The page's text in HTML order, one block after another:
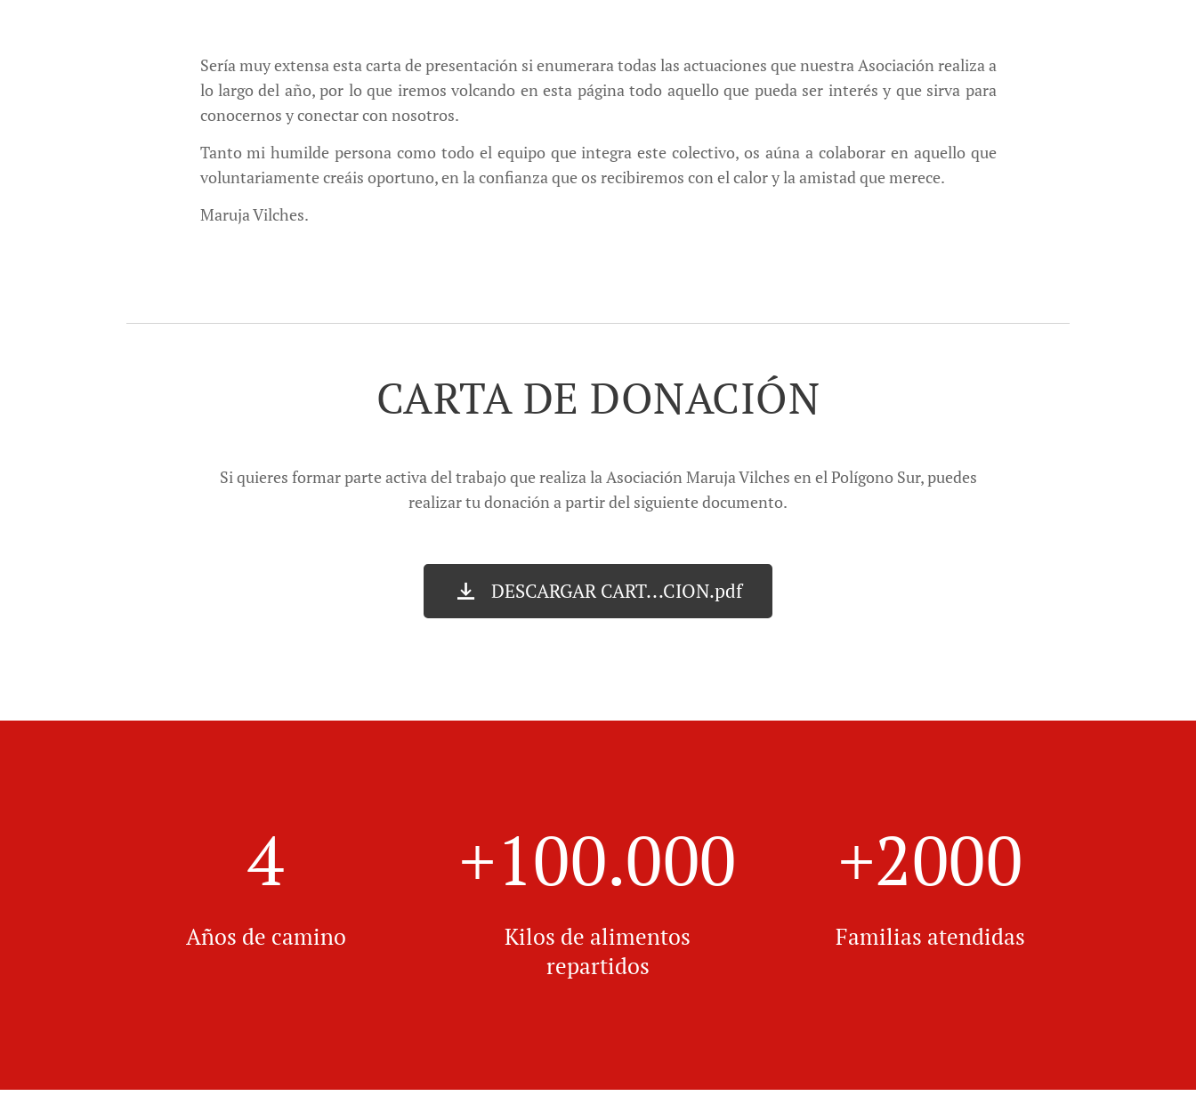
Sería muy extensa esta carta de presentación si enumerara todas las actuaciones que nuestra Asociación realiza a
lo largo del año, por lo que iremos volcando en esta página todo aquello que pueda ser interés y que sirva para
conocernos y conectar con nosotros.
Tanto mi humilde persona como todo el equipo que integra este colectivo, os aúna a colaborar en aquello que
voluntariamente creáis oportuno, en la confianza que os recibiremos con el calor y la amistad que merece.
Maruja Vilches.
CARTA DE DONACIÓN
Si quieres formar parte activa del trabajo que realiza la Asociación Maruja Vilches en el Polígono Sur, puedes
realizar tu donación a partir del siguiente documento.
DESCARGAR CART...CION.pdf
4
Años de camino
+100.000
Kilos de alimentos
repartidos
+2000
Familias atendidas